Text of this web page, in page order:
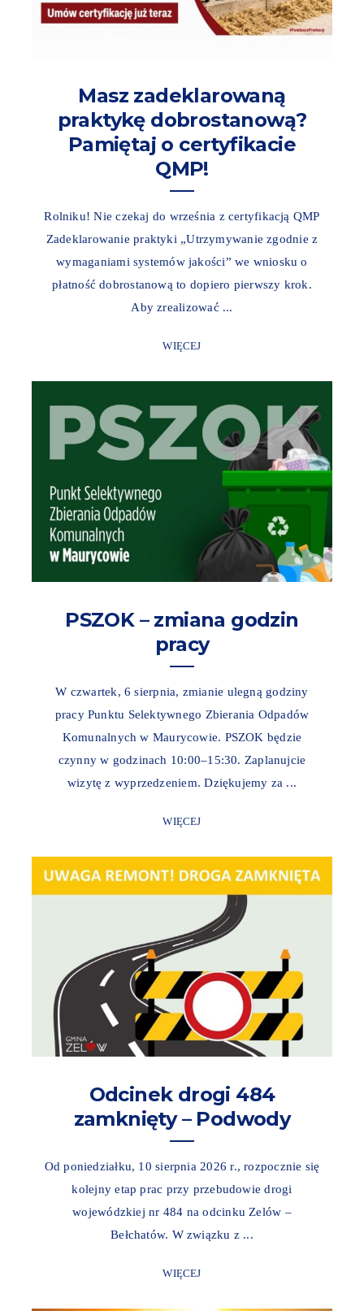
Masz zadeklarowaną
praktykę dobrostanową?
Pamiętaj o certyfikacie
QMP!
Rolniku! Nie czekaj do września z certyfikacją QMP
Zadeklarowanie praktyki „Utrzymywanie zgodnie z
wymaganiami systemów jakości” we wniosku o
płatność dobrostanową to dopiero pierwszy krok.
Aby zrealizować ...
WIĘCEJ
PSZOK – zmiana godzin
pracy
W czwartek, 6 sierpnia, zmianie ulegną godziny
pracy Punktu Selektywnego Zbierania Odpadów
Komunalnych w Maurycowie. PSZOK będzie
czynny w godzinach 10:00–15:30. Zaplanujcie
wizytę z wyprzedzeniem. Dziękujemy za ...
WIĘCEJ
Odcinek drogi 484
zamknięty – Podwody
Od poniedziałku, 10 sierpnia 2026 r., rozpocznie się
kolejny etap prac przy przebudowie drogi
wojewódzkiej nr 484 na odcinku Zelów –
Bełchatów. W związku z ...
WIĘCEJ